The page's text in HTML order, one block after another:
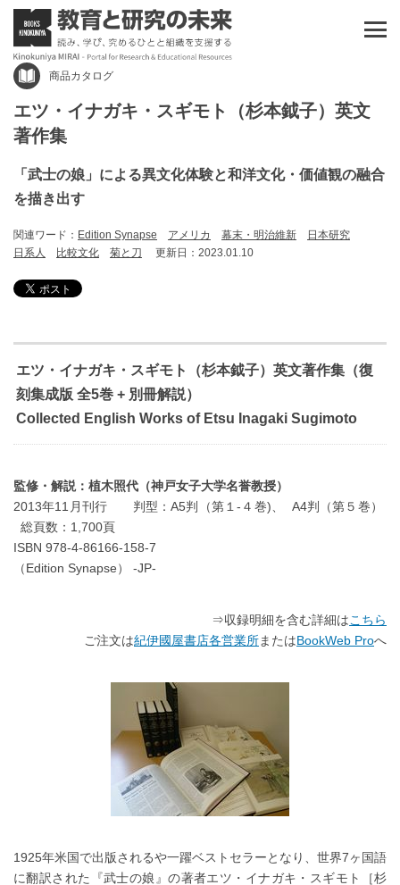
商品カタログ
エツ・イナガキ・スギモト（杉本鉞子）英文
著作集
「武士の娘」による異文化体験と和洋文化・価値観の融合
を描き出す
関連ワード： Edition Synapse アメリカ 幕末・明治維新
日本研究
日系人
比較文化 菊と刀 更新日：2023.01.10
エツ・イナガキ・スギモト（杉本鉞子）英文著作集（復
刻集成版 全5巻 + 別冊解説）
Collected English Works of Etsu Inagaki Sugimoto
監修・解説：植木照代（神戸女子大学名誉教授）
2013年11月刊行 判型：A5判（第１-４巻)、 A4判（第５巻）
総頁数：1,700頁
ISBN 978-4-86166-158-7
（Edition Synapse） -JP-
⇒収録明細を含む詳細はこちら
ご注文は紀伊國屋書店各営業所またはBookWeb Proへ
1925年米国で出版されるや一躍ベストセラーとなり、世界7ヶ国語
に翻訳された『武士の娘』の著者エツ・イナガキ・スギモト［杉